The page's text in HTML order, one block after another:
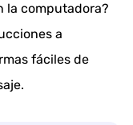
la computadora?
a
fáciles de